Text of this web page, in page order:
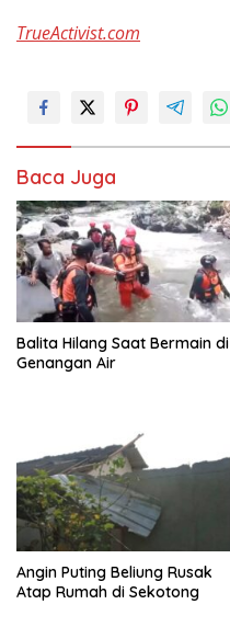
TrueActivist.com
Baca Juga
Balita Hilang Saat Bermain di
Genangan Air
Angin Puting Beliung Rusak
Atap Rumah di Sekotong